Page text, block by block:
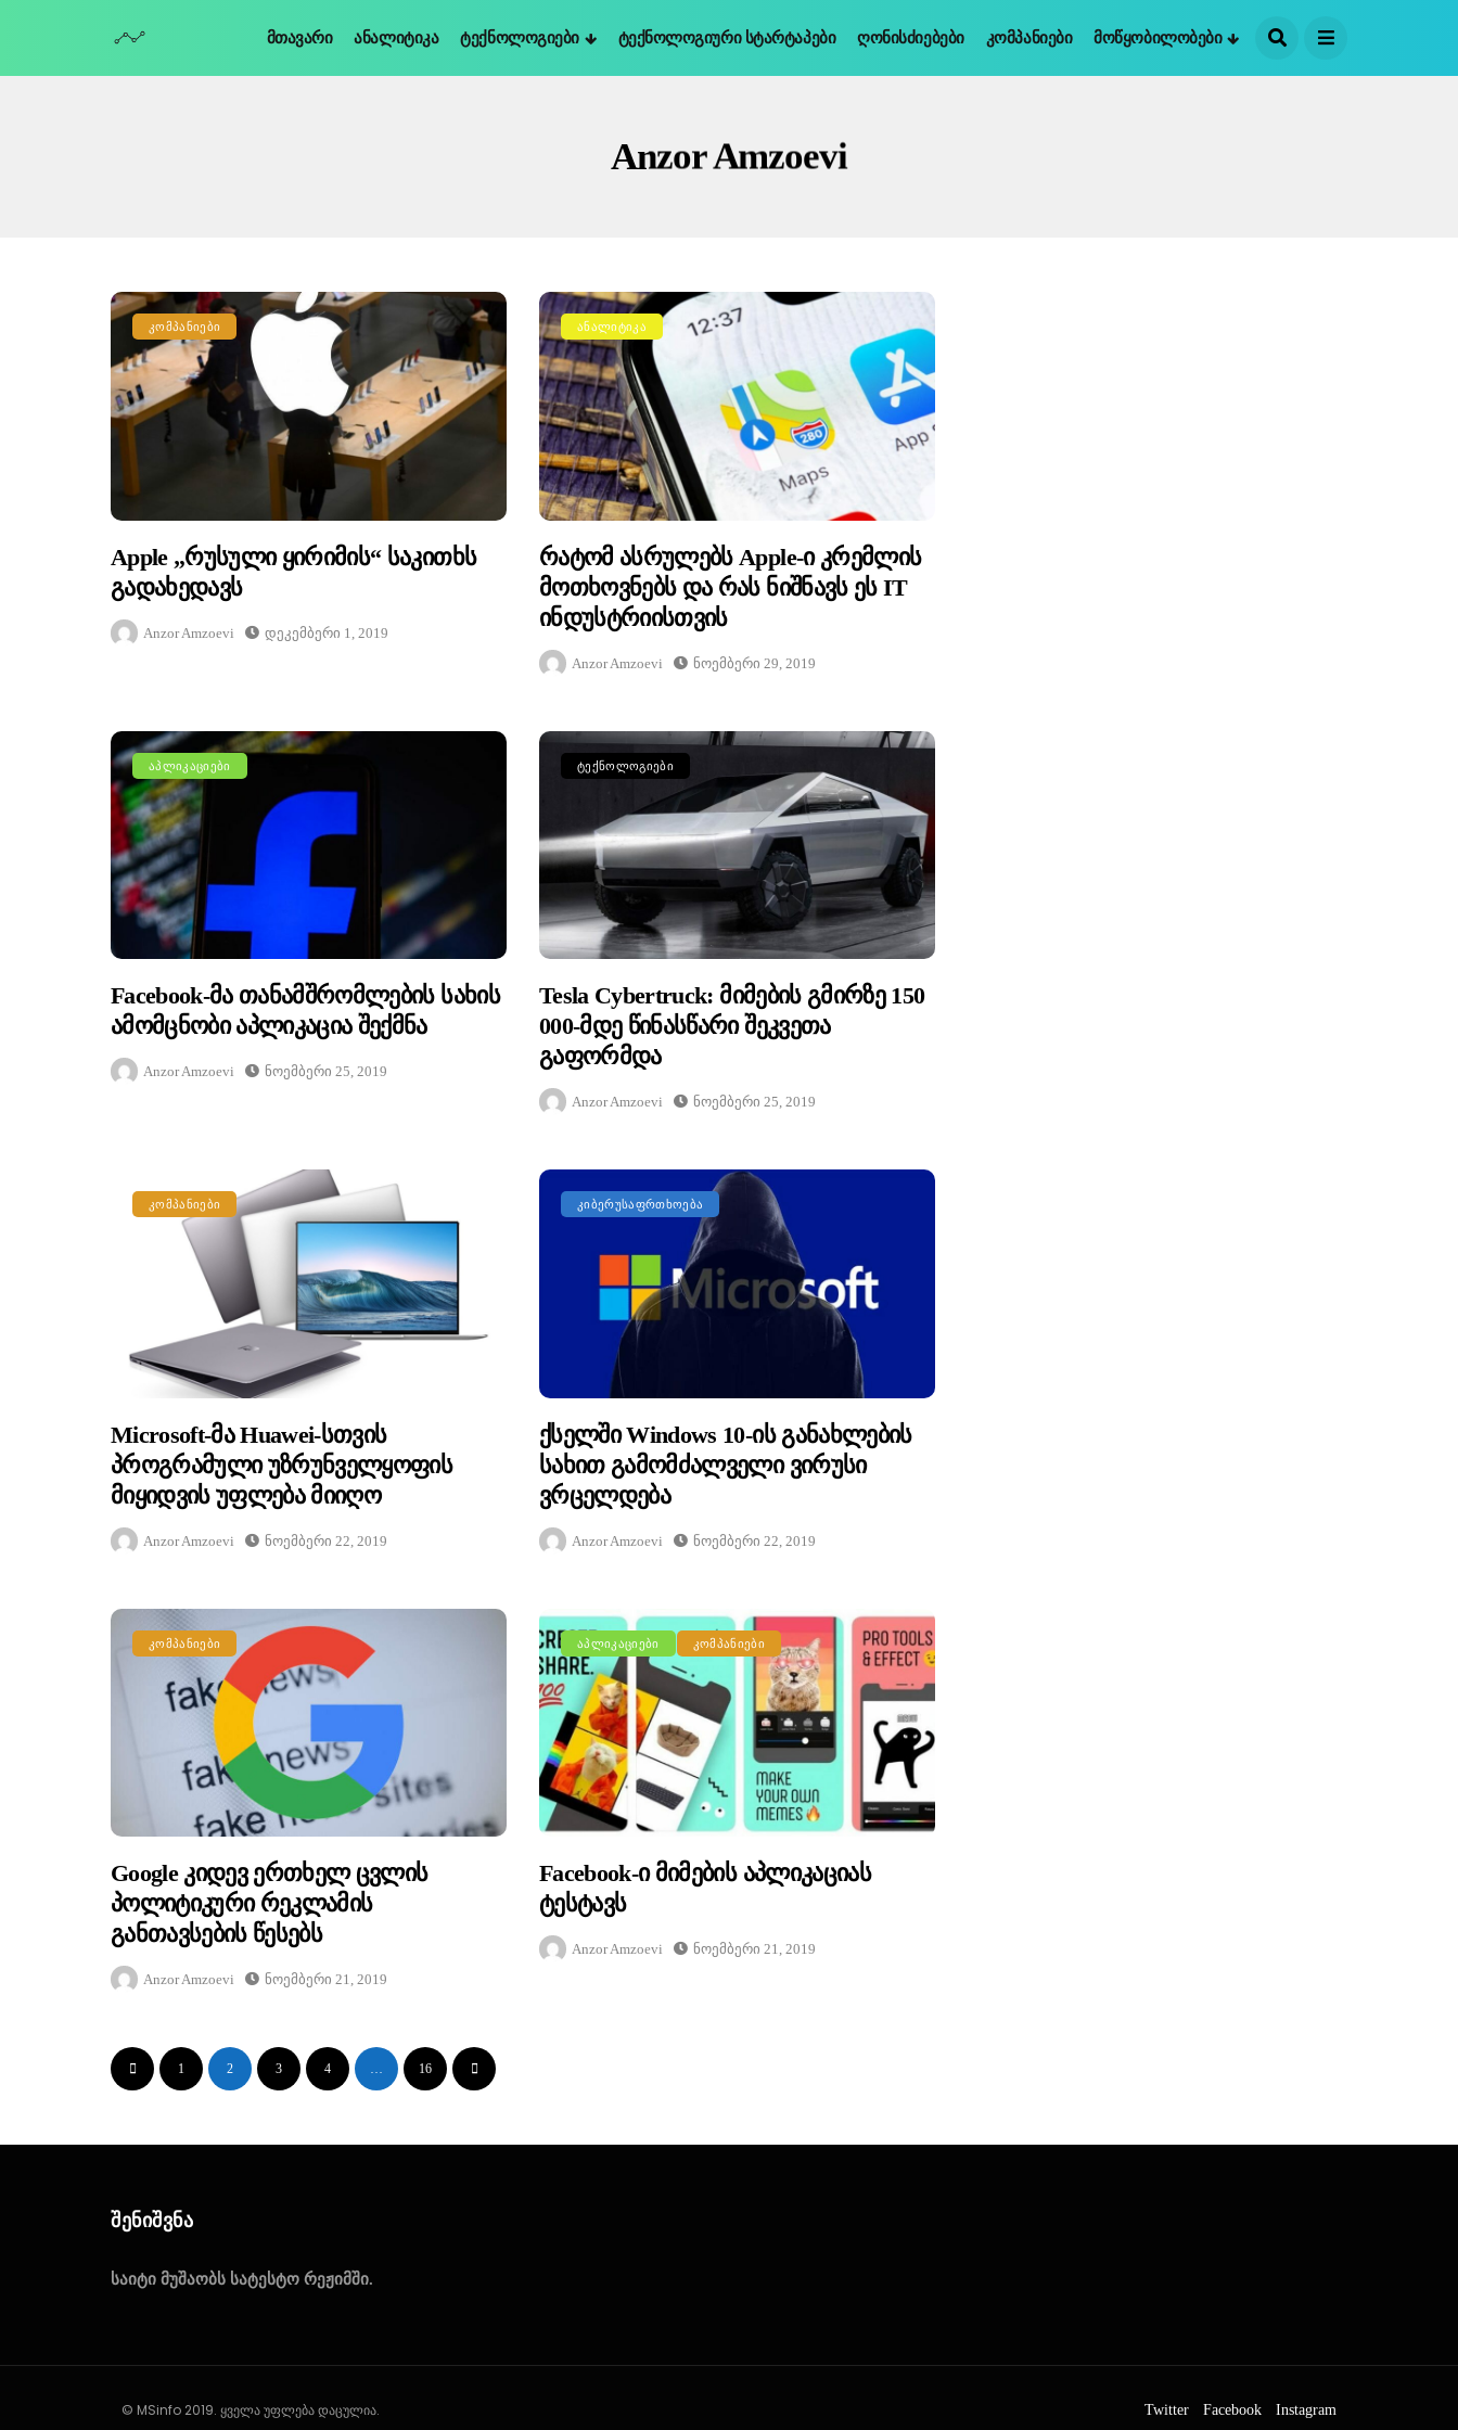
Მთავარი Ანალიტიკა Ტექნოლოგიები Ტექნოლოგიური Სტარტაპები Ღონისძიებები Კომპანიები Მოწყობილობები
Anzor Amzoevi
ᲙᲝᲛᲞᲐᲜᲘᲔᲑᲘ
Apple „რუსული Ყირიმის“ Საკითხს
Გადახედავს
Anzor Amzoevi Დეკემბერი 1, 2019
ᲐᲜᲐᲚᲘᲢᲘᲙᲐ
Რატომ Ასრულებს Apple-Ი Კრემლის
Მოთხოვნებს Და Რას Ნიშნავს Ეს IT
Ინდუსტრიისთვის
Anzor Amzoevi Ნოემბერი 29, 2019
ᲐᲞᲚᲘᲙᲐᲪᲘᲔᲑᲘ
Facebook-Მა Თანამშრომლების Სახის
Ამომცნობი Აპლიკაცია Შექმნა
Anzor Amzoevi Ნოემბერი 25, 2019
ᲢᲔᲥᲜᲝᲚᲝᲒᲘᲔᲑᲘ
Tesla Cybertruck: Მიმების Გმირზე 150
000-Მდე Წინასწარი Შეკვეთა
Გაფორმდა
Anzor Amzoevi Ნოემბერი 25, 2019
ᲙᲝᲛᲞᲐᲜᲘᲔᲑᲘ
Microsoft-Მა Huawei-Სთვის
Პროგრამული Უზრუნველყოფის
Მიყიდვის Უფლება Მიიღო
Anzor Amzoevi Ნოემბერი 22, 2019
ᲙᲘᲑᲔᲠᲣᲡᲐᲤᲠᲗᲮᲝᲔᲑᲐ
Ქსელში Windows 10-Ის Განახლების
Სახით Გამომძალველი Ვირუსი
Ვრცელდება
Anzor Amzoevi Ნოემბერი 22, 2019
ᲙᲝᲛᲞᲐᲜᲘᲔᲑᲘ
Google Კიდევ Ერთხელ Ცვლის
Პოლიტიკური Რეკლამის
Განთავსების Წესებს
Anzor Amzoevi Ნოემბერი 21, 2019
ᲐᲞᲚᲘᲙᲐᲪᲘᲔᲑᲘ ᲙᲝᲛᲞᲐᲜᲘᲔᲑᲘ
Facebook-Ი Მიმების Აპლიკაციას
Ტესტავს
Anzor Amzoevi Ნოემბერი 21, 2019
1 2 3 4 … 16
Შენიშვნა
საიტი მუშაობს სატესტო რეჟიმში.
© MSinfo 2019. ყველა უფლება დაცულია. Twitter Facebook Instagram